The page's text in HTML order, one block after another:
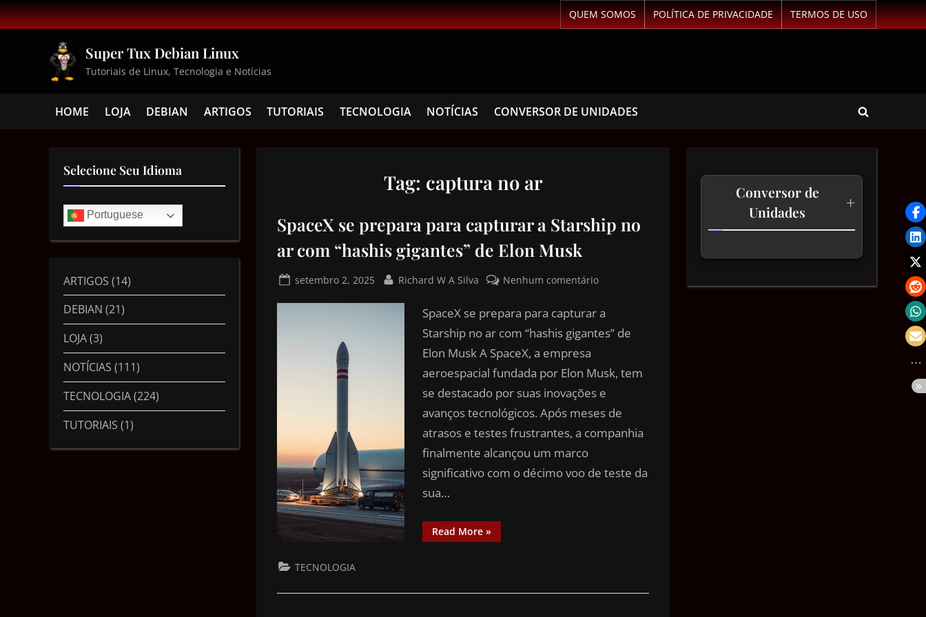
QUEM SOMOS POLÍTICA DE PRIVACIDADE TERMOS DE USO
Super Tux Debian Linux
Tutoriais de Linux, Tecnologia e Notícias
HOME LOJA DEBIAN ARTIGOS TUTORIAIS TECNOLOGIA NOTÍCIAS CONVERSOR DE UNIDADES
Tag: captura no ar
SpaceX se prepara para capturar a Starship no
ar com “hashis gigantes” de Elon Musk
setembro 2, 2025 Richard W A Silva Nenhum comentário
SpaceX se prepara para capturar a
Starship no ar com “hashis gigantes” de
Elon Musk A SpaceX, a empresa
aeroespacial fundada por Elon Musk, tem
se destacado por suas inovações e
avanços tecnológicos. Após meses de
atrasos e testes frustrantes, a companhia
finalmente alcançou um marco
significativo com o décimo voo de teste da
sua…
Read More»
TECNOLOGIA
Selecione Seu Idioma
Portuguese
ARTIGOS (14)
DEBIAN (21)
LOJA(3)
NOTÍCIAS (111)
TECNOLOGIA(224)
TUTORIAIS (1)
Conversor de
Unidades
+
Comprimento